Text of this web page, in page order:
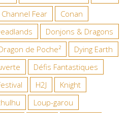
Channel Fear
Conan
Donjons & Dragons
de Poche²
Dying Earth
Défis Fantastiques
H2J
Knight
Loup-garou